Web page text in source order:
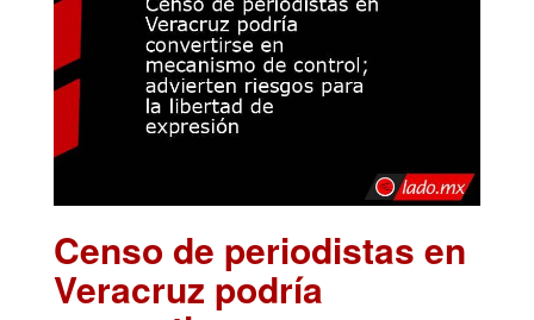
Censo de periodistas en
Veracruz podría